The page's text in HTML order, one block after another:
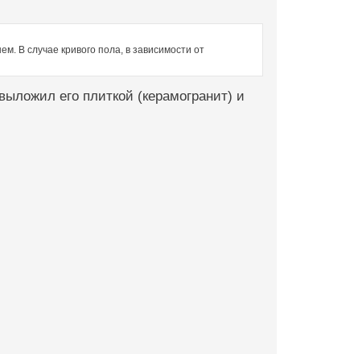
В случае кривого пола, в зависимости от
его плиткой (керамогранит) и